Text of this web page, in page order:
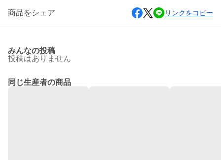
商品をシェア リンクをコピー
みんなの投稿
投稿はありません
同じ生産者の商品